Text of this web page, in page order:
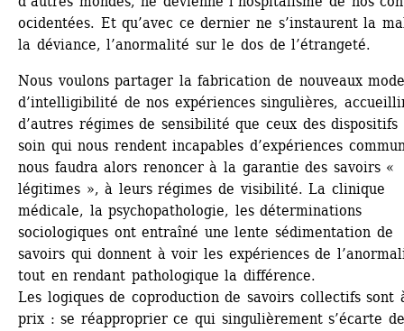
ocidentées. Et qu’avec ce dernier ne s’instaurent la
la déviance, l’anormalité sur le dos de l’étrangeté.
Nous voulons partager la fabrication de nouveaux
d’intelligibilité de nos expériences singulières,
d’autres régimes de sensibilité que ceux des dispositifs
soin qui nous rendent incapables d’expériences
nous faudra alors renoncer à la garantie des savoirs «
légitimes », à leurs régimes de visibilité. La clinique
médicale, la psychopathologie, les déterminations
sociologiques ont entraîné une lente sédimentation de
savoirs qui donnent à voir les expériences de
tout en rendant pathologique la différence.
Les logiques de coproduction de savoirs collectifs sont
prix : se réapproprier ce qui singulièrement s’écarte